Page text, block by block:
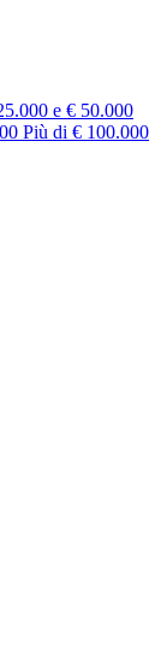
e € 50.000
Più di € 100.000